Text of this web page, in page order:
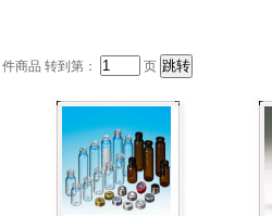
件商品 转到第： 页